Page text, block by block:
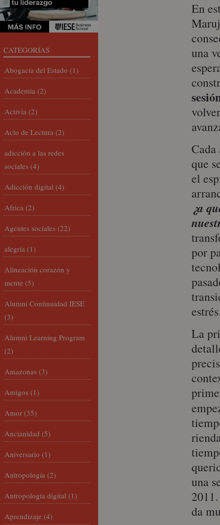
En
una
Cada
que
el
¿a
por
La
una
da
CATEGORÍAS
Abogacía del Estado (1)
Academia (2)
Activia (2)
Acto de Lectura (2)
adicción a las redes
sociales (4)
Adicción digital (4)
Africa (2)
Agentes sociales (22)
alegría (1)
Alineación corazón y
mente (5)
Alumni Continuidad IESE
(3)
Alumni Learning Program
(2)
Amazonas (3)
Amigos (1)
Amor (35)
Ancianidad (5)
Aniversario (1)
Antropología (2)
Antropología digital (1)
Aprendizaje (4)